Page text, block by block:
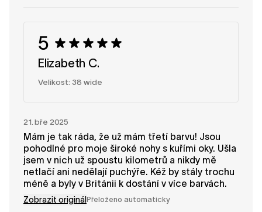
5
Elizabeth C.
Velikost: 38 wide
21. bře 2025
Mám je tak ráda, že už mám třetí barvu! Jsou
pohodlné pro moje široké nohy s kuřími oky. Ušla
jsem v nich už spoustu kilometrů a nikdy mě
netlačí ani nedělají puchýře. Kéž by stály trochu
méně a byly v Británii k dostání v více barvách.
Zobrazit originál Přeloženo automaticky